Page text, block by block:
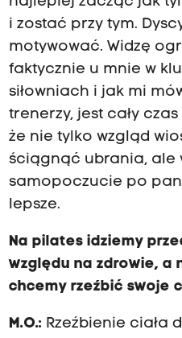
i zostać przy tym.
motywować. Widzę
faktycznie u mnie w
siłowniach i jak mi
trenerzy, jest cały
że nie tylko wzgląd
ściągnąć ubrania, ale
samopoczucie po
lepsze.
Na pilates idziemy
względu na zdrowie, a
chcemy rzeźbić swoje
M.O.: Rzeźbienie ciała